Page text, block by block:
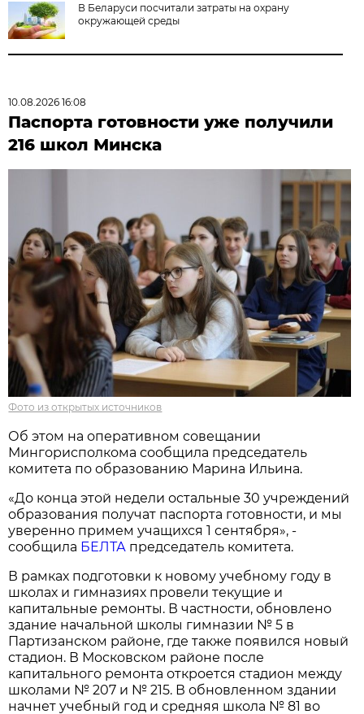
В Беларуси посчитали затраты на охрану
окружающей среды
10.08.2026 16:08
Паспорта готовности уже получили
216 школ Минска
Фото из открытых источников
Об этом на оперативном совещании
Мингорисполкома сообщила председатель
комитета по образованию Марина Ильина.
«До конца этой недели остальные 30 учреждений
образования получат паспорта готовности, и мы
уверенно примем учащихся 1 сентября», -
сообщила БЕЛТА председатель комитета.
В рамках подготовки к новому учебному году в
школах и гимназиях провели текущие и
капитальные ремонты. В частности, обновлено
здание начальной школы гимназии № 5 в
Партизанском районе, где также появился новый
стадион. В Московском районе после
капитального ремонта откроется стадион между
школами № 207 и № 215. В обновленном здании
начнет учебный год и средняя школа № 81 во